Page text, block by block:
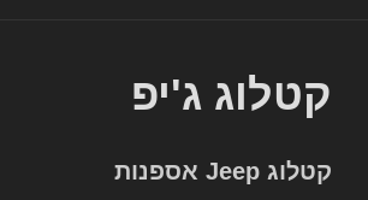
קטלוג ג'יפ
קטלוג Jeep אספנות